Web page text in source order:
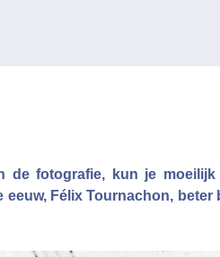
de fotografie, kun je moeilijk
Félix Tournachon, beter